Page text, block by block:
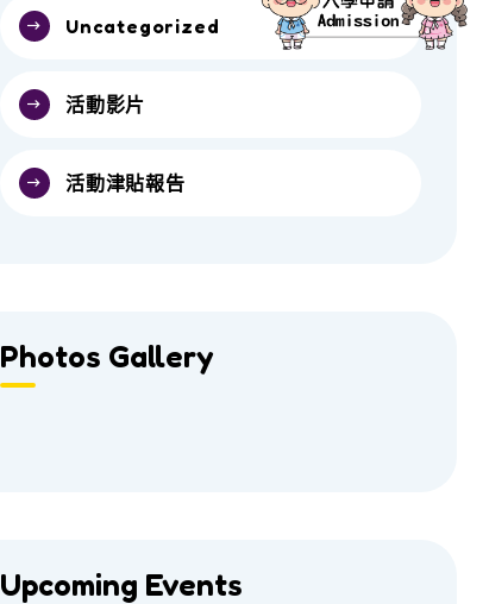
Uncategorized
活動影片
活動津貼報告
Photos Gallery
Upcoming Events